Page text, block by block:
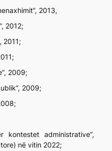
2013,
2012;
2011;
2009;
2009;
kontestet administrative”,
në vitin 2022;